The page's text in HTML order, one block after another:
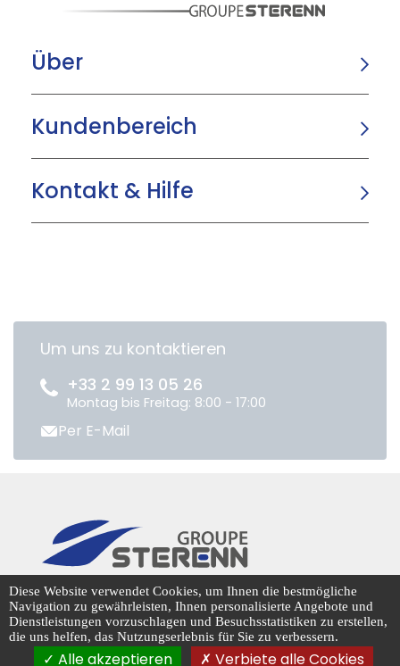
Über
Kundenbereich
Kontakt & Hilfe
Um uns zu kontaktieren
+33 2 99 13 05 26
Montag bis Freitag: 8:00 - 17:00
Per E-Mail
CENTRADIS © 2026
Cookie-Management
Diese Website verwendet Cookies, um Ihnen die bestmögliche
Navigation zu gewährleisten, Ihnen personalisierte Angebote und
Dienstleistungen vorzuschlagen und Besuchsstatistiken zu erstellen,
die uns helfen, das Nutzungserlebnis für Sie zu verbessern.
Alle akzeptieren Verbiete alle Cookies